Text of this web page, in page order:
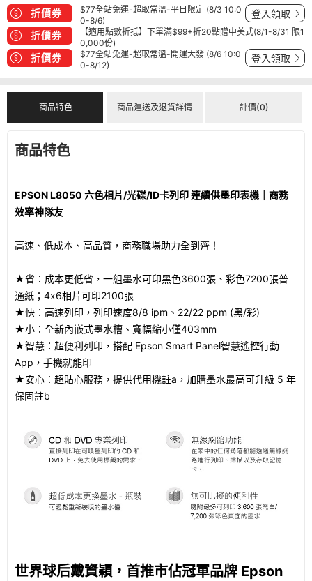
折價券
$77全站免運-超取常溫-平日限定 (8/3 10:0
0-8/6)
登入領取
折價券
【適用點數折抵】下單滿$99+折20點贈中美式(8/1-8/31 限1
0,000份)
折價券
$77全站免運-超取常溫-開運大發 (8/6 10:0
0-8/12)
登入領取
商品特色 商品運送及退貨詳情 評價(0)
商品特色
EPSON L8050 六色相片/光碟/ID卡列印 連續供墨印表機｜商務
效率神隊友
高速、低成本、高品質，商務職場助力全到齊！
★省：成本更低省，一組墨水可印黑色3600張、彩色7200張普
通紙；4x6相片可印2100張
★快：高速列印，列印速度8/8 ipm、22/22 ppm (黑/彩)
★小：全新內嵌式墨水槽、寬幅縮小僅403mm
★智慧：超便利列印，搭配 Epson Smart Panel智慧遙控行動
App，手機就能印
★安心：超貼心服務，提供代用機註a，加購墨水最高可升級 5 年
保固註b
世界球后戴資穎，首推市佔冠軍品牌 Epson